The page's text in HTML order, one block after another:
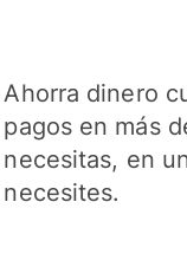
Ahorra dinero
pagos en más
necesitas, en
necesites.